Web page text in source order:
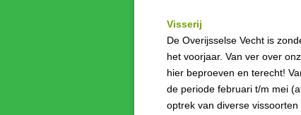
Visserij
De Overijsselse Vecht is
het voorjaar. Van ver over
hier beproeven en terecht!
de periode februari t/m mei
optrek van diverse